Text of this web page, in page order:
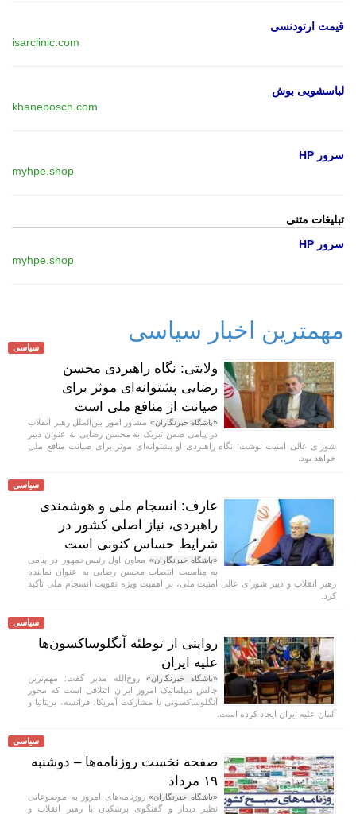
قیمت ارتودنسی
isarclinic.com
لباسشویی بوش
khanebosch.com
سرور HP
myhpe.shop
تبلیغات متنی
سرور HP
myhpe.shop
مهمترین اخبار سیاسی
سیاسی
ولایتی: نگاه راهبردی محسن
رضایی پشتوانه‌ای موثر برای
صیانت از منافع ملی است
«باشگاه خبرنگاران» مشاور امور بین‌الملل رهبر انقلاب
در پیامی ضمن تبریک به محسن رضایی به عنوان دبیر
شورای عالی امنیت نوشت: نگاه راهبردی او پشتوانه‌ای موثر برای صیانت منافع ملی
خواهد بود.
سیاسی
عارف: انسجام ملی و هوشمندی
راهبردی، نیاز اصلی کشور در
شرایط حساس کنونی است
«باشگاه خبرنگاران» معاون اول رئیس‌جمهور در پیامی
به مناسبت انتصاب محسن رضایی به عنوان نماینده
رهبر انقلاب و دبیر شورای عالی امنیت ملی، بر اهمیت ویژه تقویت انسجام ملی تأکید
کرد.
سیاسی
روایتی از توطئه آنگلوساکسون‌ها
علیه ایران
«باشگاه خبرنگاران» روح‌الله مدبر گفت: مهم‌ترین
چالش دیپلماتیک امروز ایران ائتلافی است که محور
آنگلوساکسونی با مشارکت آمریکا، فرانسه، بریتانیا و
آلمان علیه ایران ایجاد کرده است.
سیاسی
صفحه نخست روزنامه‌ها – دوشنبه
۱۹ مرداد
«باشگاه خبرنگاران»روزنامه‌های امروز به موضوعاتی
نظیر دیدار و گفتگوی پزشکیان با رهبر انقلاب و